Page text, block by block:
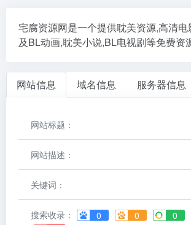
宅腐资源网是一个提供耽美资源,高清电
及BL动画,耽美小说,BL电视剧等免费资
网站信息 域名信息 服务器信息
网站标题：
网站描述：
关键词：
搜索收录： 0 0 0